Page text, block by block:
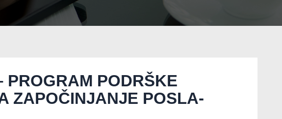
PROGRAM PODRŠKE
ZAPOČINJANJE POSLA-